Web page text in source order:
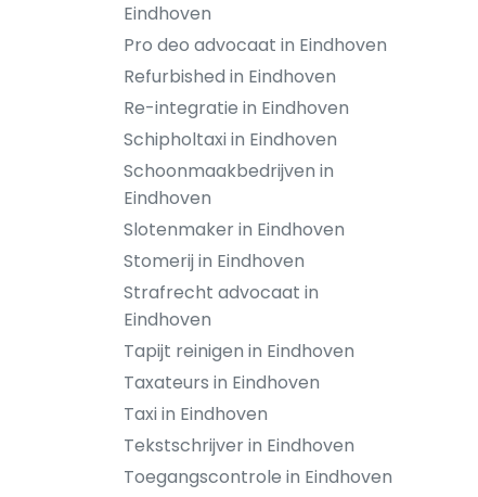
Eindhoven
Pro deo advocaat in Eindhoven
Refurbished in Eindhoven
Re-integratie in Eindhoven
Schipholtaxi in Eindhoven
Schoonmaakbedrijven in
Eindhoven
Slotenmaker in Eindhoven
Stomerij in Eindhoven
Strafrecht advocaat in
Eindhoven
Tapijt reinigen in Eindhoven
Taxateurs in Eindhoven
Taxi in Eindhoven
Tekstschrijver in Eindhoven
Toegangscontrole in Eindhoven